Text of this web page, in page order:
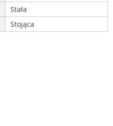
Stała
Stojąca